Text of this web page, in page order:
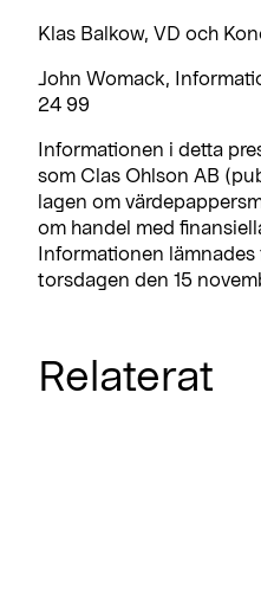
Klas Balkow, VD och
John Womack,
24 99
Informationen i detta
som Clas Ohlson AB
lagen om
om handel med
Informationen
torsdagen den 15
Relaterat